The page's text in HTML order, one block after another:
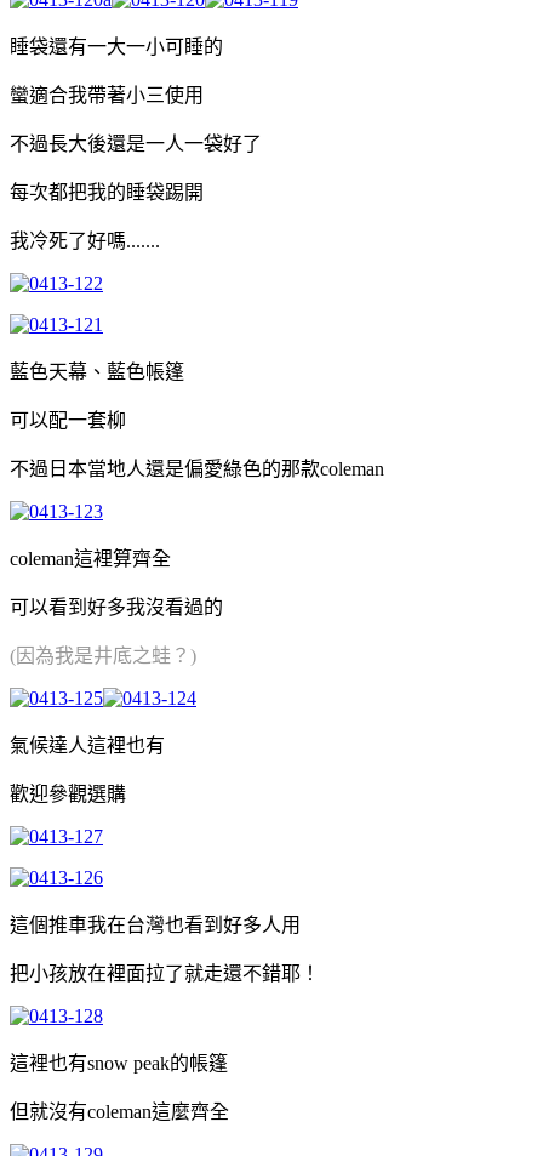
睡袋還有一大一小可睡的
蠻適合我帶著小三使用
不過長大後還是一人一袋好了
每次都把我的睡袋踢開
我冷死了好嗎.......
藍色天幕、藍色帳篷
可以配一套柳
不過日本當地人還是偏愛綠色的那款coleman
coleman這裡算齊全
可以看到好多我沒看過的
(因為我是井底之蛙？)
氣候達人這裡也有
歡迎參觀選購
這個推車我在台灣也看到好多人用
把小孩放在裡面拉了就走還不錯耶！
這裡也有snow peak的帳篷
但就沒有coleman這麼齊全